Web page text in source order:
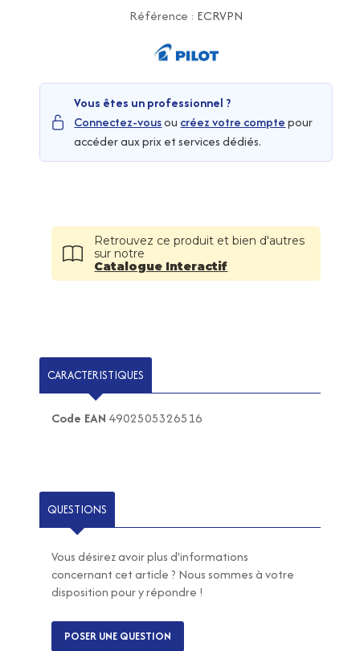
Référence : ECRVPN
Vous êtes un professionnel ?
Connectez-vousou créez votre comptepour
accéder aux prix et services dédiés.
Retrouvez ce produit et bien d'autres
sur notre
Catalogue Interactif
CARACTERISTIQUES
Code EAN 4902505326516
QUESTIONS
Vous désirez avoir plus d'informations
concernant cet article ? Nous sommes à votre
disposition pour y répondre !
POSER UNE QUESTION